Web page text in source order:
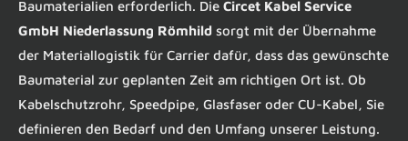
Baumaterialien erforderlich. Die Circet Kabel Service
GmbH Niederlassung Römhild sorgt mit der Übernahme
der Materiallogistik für Carrier dafür, dass das gewünschte
Baumaterial zur geplanten Zeit am richtigen Ort ist. Ob
Kabelschutzrohr, Speedpipe, Glasfaser oder CU-Kabel, Sie
definieren den Bedarf und den Umfang unserer Leistung.